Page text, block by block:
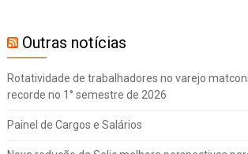
Outras notícias
Rotatividade de trabalhadores no varejo
recorde no 1° semestre de 2026
Painel de Cargos e Salários